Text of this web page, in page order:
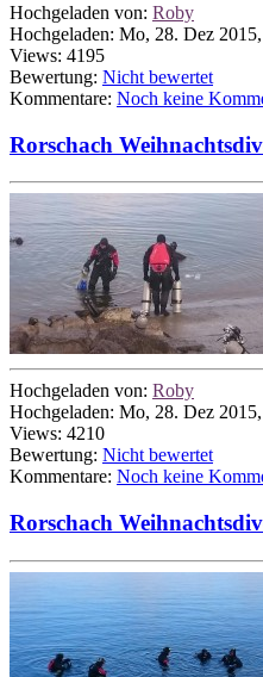
Hochgeladen von: Roby
Hochgeladen: Mo, 28. Dez
Views: 4195
Bewertung: Nicht bewertet
Kommentare: Noch keine
Rorschach
Hochgeladen von: Roby
Hochgeladen: Mo, 28. Dez
Views: 4210
Bewertung: Nicht bewertet
Kommentare: Noch keine
Rorschach